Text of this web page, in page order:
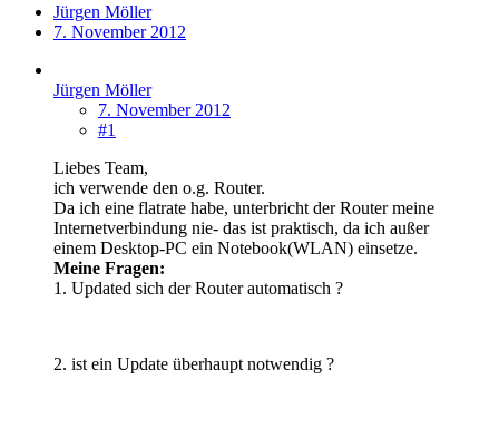
Jürgen Möller
7. November 2012
Jürgen Möller
7. November 2012
#1
Liebes Team,
ich verwende den o.g. Router.
Da ich eine flatrate habe, unterbricht der Router meine
Internetverbindung nie- das ist praktisch, da ich außer
einem Desktop-PC ein Notebook(WLAN) einsetze.
Meine Fragen:
1. Updated sich der Router automatisch ?
2. ist ein Update überhaupt notwendig ?